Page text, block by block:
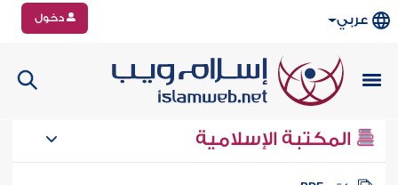
عربي دخول
المكتبة الإسلامية